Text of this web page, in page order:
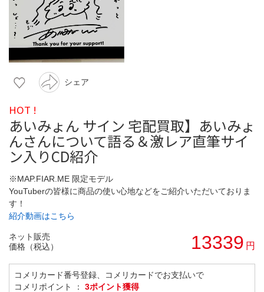
シェア
HOT !
あいみょん サイン 宅配買取】あいみょ
んさんについて語る＆激レア直筆サイ
ン入りCD紹介
※MAP.FIAR.ME 限定モデル
YouTuberの皆様に商品の使い心地などをご紹介いただいておりま
す！
紹介動画はこちら
ネット販売
価格（税込）
13339 円
コメリカード番号登録、コメリカードでお支払いで
コメリポイント ： 3ポイント獲得